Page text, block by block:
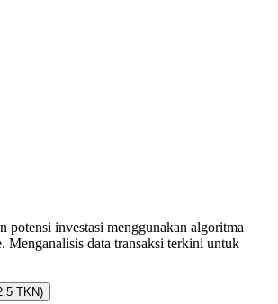
potensi investasi menggunakan algoritma
Menganalisis data transaksi terkini untuk
TKN)